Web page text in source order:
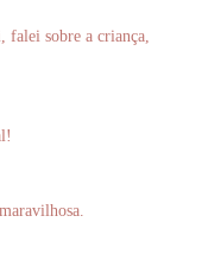
falei sobre a criança,